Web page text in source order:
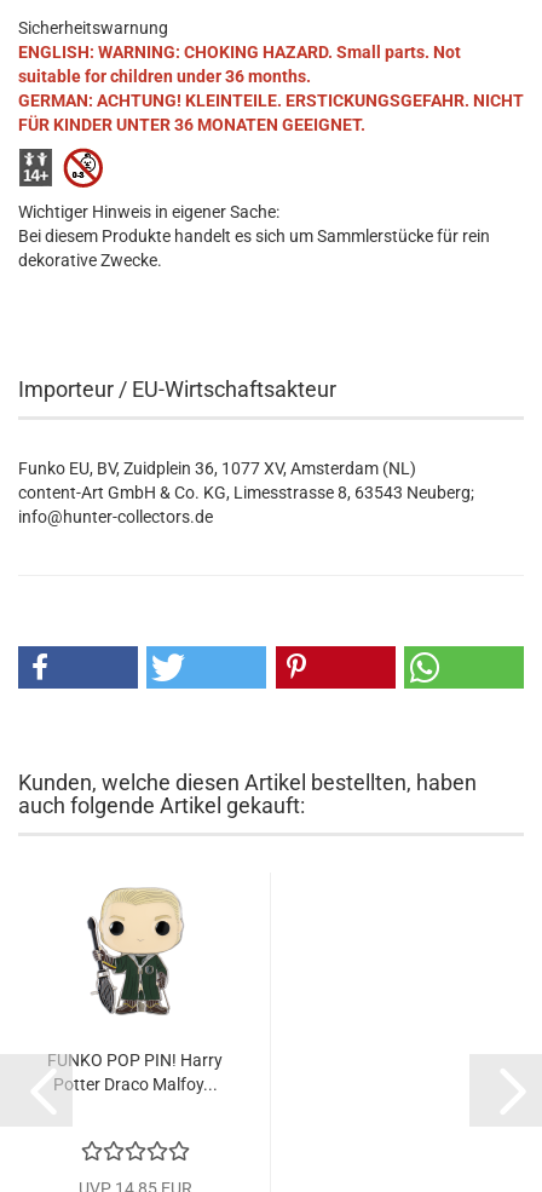
Sicherheitswarnung
ENGLISH: WARNING: CHOKING HAZARD. Small parts. Not
suitable for children under 36 months.
GERMAN: ACHTUNG! KLEINTEILE. ERSTICKUNGSGEFAHR. NICHT
FÜR KINDER UNTER 36 MONATEN GEEIGNET.
Wichtiger Hinweis in eigener Sache:
Bei diesem Produkte handelt es sich um Sammlerstücke für rein
dekorative Zwecke.
Importeur / EU-Wirtschaftsakteur
Funko EU, BV, Zuidplein 36, 1077 XV, Amsterdam (NL)
content-Art GmbH & Co. KG, Limesstrasse 8, 63543 Neuberg;
info@hunter-collectors.de
Kunden, welche diesen Artikel bestellten, haben
auch folgende Artikel gekauft:
FUNKO POP PIN! Harry
Pot­ter Draco Mal­foy...